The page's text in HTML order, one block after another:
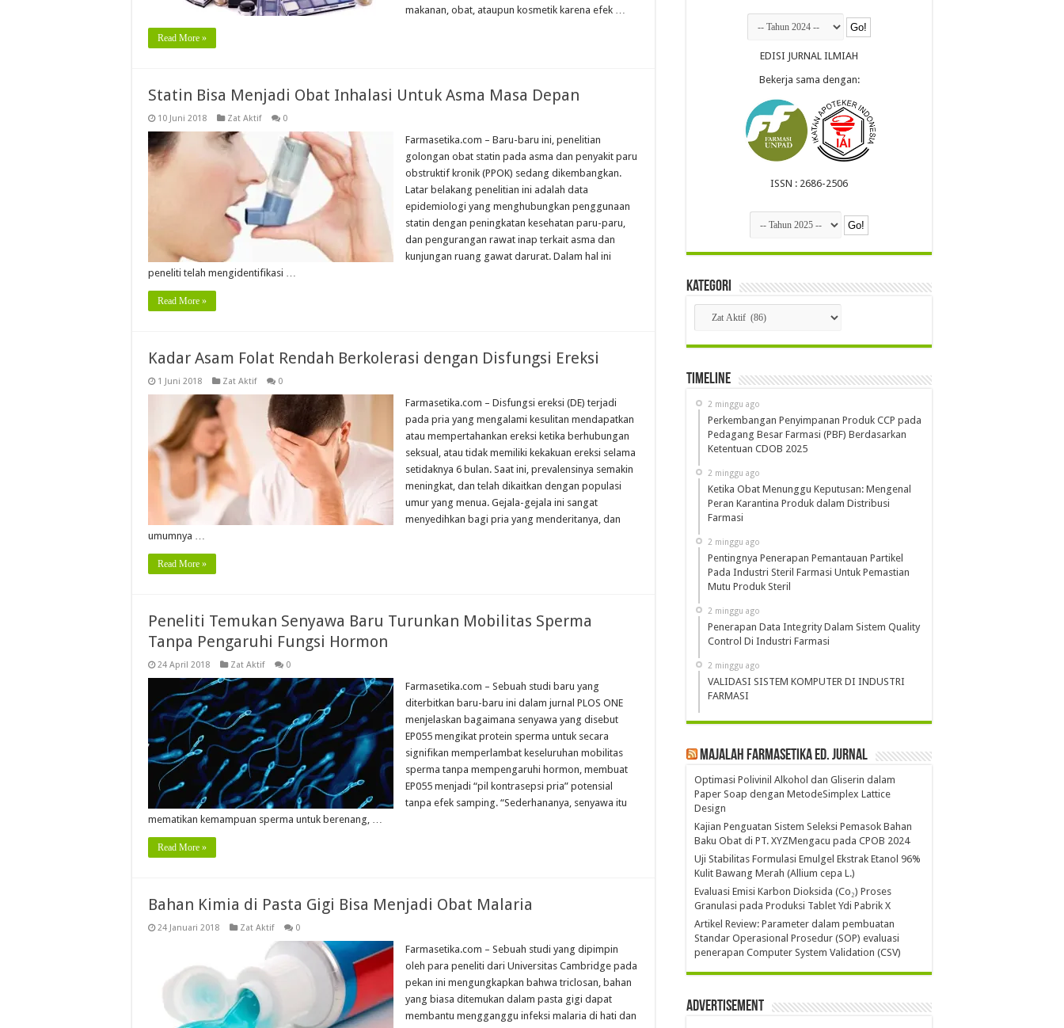
makanan, obat, ataupun kosmetik karena efek …
Read More »
Statin Bisa Menjadi Obat Inhalasi Untuk Asma Masa Depan
10 Juni 2018 Zat Aktif 0
Farmasetika.com – Baru-baru ini, penelitian
golongan obat statin pada asma dan penyakit paru
obstruktif kronik (PPOK) sedang dikembangkan.
Latar belakang penelitian ini adalah data
epidemiologi yang menghubungkan penggunaan
statin dengan peningkatan kesehatan paru-paru,
dan pengurangan rawat inap terkait asma dan
kunjungan ruang gawat darurat. Dalam hal ini
peneliti telah mengidentifikasi …
Read More »
Kadar Asam Folat Rendah Berkolerasi dengan Disfungsi Ereksi
1 Juni 2018 Zat Aktif 0
Farmasetika.com – Disfungsi ereksi (DE) terjadi
pada pria yang mengalami kesulitan mendapatkan
atau mempertahankan ereksi ketika berhubungan
seksual, atau tidak memiliki kekakuan ereksi selama
setidaknya 6 bulan. Saat ini, prevalensinya semakin
meningkat, dan telah dikaitkan dengan populasi
umur yang menua. Gejala-gejala ini sangat
menyedihkan bagi pria yang menderitanya, dan
umumnya …
Read More »
Peneliti Temukan Senyawa Baru Turunkan Mobilitas Sperma
Tanpa Pengaruhi Fungsi Hormon
24 April 2018 Zat Aktif 0
Farmasetika.com – Sebuah studi baru yang
diterbitkan baru-baru ini dalam jurnal PLOS ONE
menjelaskan bagaimana senyawa yang disebut
EP055 mengikat protein sperma untuk secara
signifikan memperlambat keseluruhan mobilitas
sperma tanpa mempengaruhi hormon, membuat
EP055 menjadi “pil kontrasepsi pria” potensial
tanpa efek samping. “Sederhananya, senyawa itu
mematikan kemampuan sperma untuk berenang, …
Read More »
Bahan Kimia di Pasta Gigi Bisa Menjadi Obat Malaria
24 Januari 2018 Zat Aktif 0
Farmasetika.com – Sebuah studi yang dipimpin
oleh para peneliti dari Universitas Cambridge pada
pekan ini mengungkapkan bahwa triclosan, bahan
yang biasa ditemukan dalam pasta gigi dapat
membantu mengganggu infeksi malaria di hati dan
EDISI JURNAL ILMIAH
Bekerja sama dengan:
ISSN : 2686-2506
Kategori
Kategori
Timeline
2 minggu ago
Perkembangan Penyimpanan Produk CCP pada
Pedagang Besar Farmasi (PBF) Berdasarkan
Ketentuan CDOB 2025
2 minggu ago
Ketika Obat Menunggu Keputusan: Mengenal
Peran Karantina Produk dalam Distribusi
Farmasi
2 minggu ago
Pentingnya Penerapan Pemantauan Partikel
Pada Industri Steril Farmasi Untuk Pemastian
Mutu Produk Steril
2 minggu ago
Penerapan Data Integrity Dalam Sistem Quality
Control Di Industri Farmasi
2 minggu ago
VALIDASI SISTEM KOMPUTER DI INDUSTRI
FARMASI
Majalah Farmasetika Ed. Jurnal
Optimasi Polivinil Alkohol dan Gliserin dalam
Paper Soap dengan MetodeSimplex Lattice
Design
Kajian Penguatan Sistem Seleksi Pemasok Bahan
Baku Obat di PT. XYZMengacu pada CPOB 2024
Uji Stabilitas Formulasi Emulgel Ekstrak Etanol 96%
Kulit Bawang Merah (Allium cepa L.)
Evaluasi Emisi Karbon Dioksida (Co₂) Proses
Granulasi pada Produksi Tablet Ydi Pabrik X
Artikel Review: Parameter dalam pembuatan
Standar Operasional Prosedur (SOP) evaluasi
penerapan Computer System Validation (CSV)
Advertisement